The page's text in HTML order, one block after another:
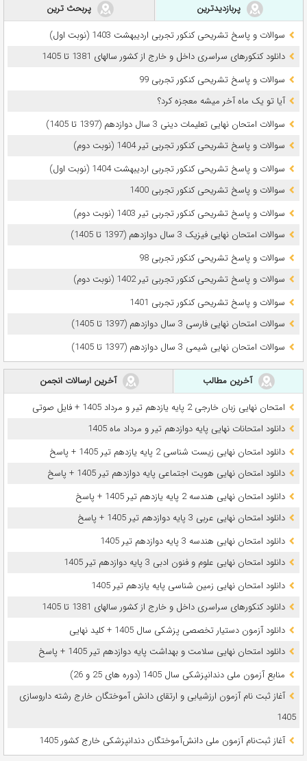
پربازدیدترین
پربحث ترین
سوالات و پاسخ تشریحی کنکور تجربی اردیبهشت 1403 (نوبت اول)
دانلود کنکورهای سراسری داخل و خارج از کشور سالهای 1381 تا 1405
سوالات و پاسخ تشریحی کنکور تجربی 99
آیا تو یک ماه آخر میشه معجزه کرد؟
سوالات امتحان نهایی تعلیمات دینی 3 سال دوازدهم (1397 تا 1405)
سوالات و پاسخ تشریحی کنکور تجربی تیر 1404 (نوبت دوم)
سوالات و پاسخ تشریحی کنکور تجربی اردیبهشت 1404 (نوبت اول)
سوالات و پاسخ تشریحی کنکور تجربی 1400
سوالات و پاسخ تشریحی کنکور تجربی تیر 1403 (نوبت دوم)
سوالات امتحان نهایی فیزیک 3 سال دوازدهم (1397 تا 1405)
سوالات و پاسخ تشریحی کنکور تجربی 98
سوالات و پاسخ تشریحی کنکور تجربی تیر 1402 (نوبت دوم)
سوالات و پاسخ تشریحی کنکور تجربی 1401
سوالات امتحان نهایی فارسی 3 سال دوازدهم (1397 تا 1405)
سوالات امتحان نهایی شیمی 3 سال دوازدهم (1397 تا 1405)
آخرین مطالب
آخرین ارسالات انجمن
امتحان نهایی زبان خارجی 2 پایه یازدهم تیر و مرداد 1405 + فایل صوتی
دانلود امتحانات نهایی پایه دوازدهم تیر و مرداد ماه 1405
دانلود امتحان نهایی زیست شناسی 2 پایه یازدهم تیر 1405 + پاسخ
دانلود امتحان نهایی هویت اجتماعی پایه دوازدهم تیر 1405 + پاسخ
دانلود امتحان نهایی هندسه 2 پایه یازدهم تیر 1405 + پاسخ
دانلود امتحان نهایی عربی 3 پایه دوازدهم تیر 1405 + پاسخ
دانلود امتحان نهایی هندسه 3 پایه دوازدهم تیر 1405
دانلود امتحان نهایی علوم و فنون ادبی 3 پایه دوازدهم تیر 1405
دانلود امتحان نهایی زمین شناسی پایه یازدهم تیر 1405
دانلود کنکورهای سراسری داخل و خارج از کشور سالهای 1381 تا 1405
دانلود آزمون دستیار تخصصی پزشکی سال 1405 + کلید نهایی
دانلود امتحان نهایی سلامت و بهداشت پایه دوازدهم تیر 1405 + پاسخ
ﻣﻨﺎﺑﻊ آزﻣﻮن ﻣﻠﯽ دندانپزشکی سال 1405 (دوره های 25 و 26)
آغاز ثبت نام آزمون‌ ارزشیابی و ارتقای دانش آموختگان خارج رشته داروسازی
1405
آغاز ثبت‌نام آزمون ملی دانش‌آموختگان دندانپزشکی خارج کشور 1405